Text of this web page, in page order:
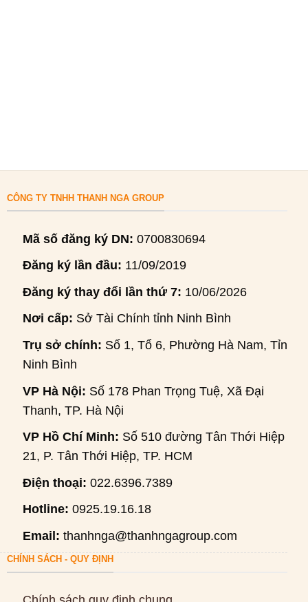
CÔNG TY TNHH THANH NGA GROUP
Mã số đăng ký DN: 0700830694
Đăng ký lần đầu: 11/09/2019
Đăng ký thay đổi lần thứ 7: 10/06/2026
Nơi cấp: Sở Tài Chính tỉnh Ninh Bình
Trụ sở chính: Số 1, Tổ 6, Phường Hà Nam, Tỉnh
Ninh Bình
VP Hà Nội: Số 178 Phan Trọng Tuệ, Xã Đại
Thanh, TP. Hà Nội
VP Hồ Chí Minh: Số 510 đường Tân Thới Hiệp
21, P. Tân Thới Hiệp, TP. HCM
Điện thoại: 022.6396.7389
Hotline: 0925.19.16.18
Email: thanhnga@thanhngagroup.com
CHÍNH SÁCH - QUY ĐỊNH